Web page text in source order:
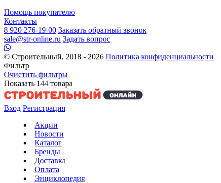
Помощь покупателю
Контакты
8 920 276-19-00 Заказать обратный звонок
sale@str-online.ru Задать вопрос
© Строительный, 2018 - 2026 Политика конфиденциальности
Фильтр
Очистить фильтры
Показать 144 товара
Вход Регистрация
Акции
Новости
Каталог
Бренды
Доставка
Оплата
Энциклопедия